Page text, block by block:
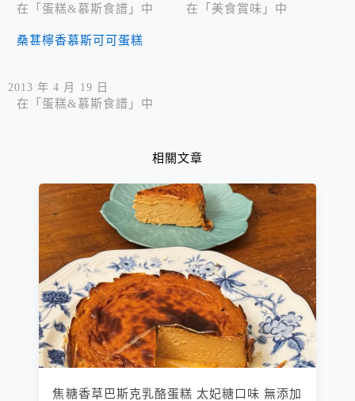
在「蛋糕&慕斯食譜」中 在「美食賞味」中
桑葚檸香慕斯可可蛋糕
2013 年 4 月 19 日
在「蛋糕&慕斯食譜」中
相關文章
焦糖香草巴斯克乳酪蛋糕 太妃糖口味 無添加